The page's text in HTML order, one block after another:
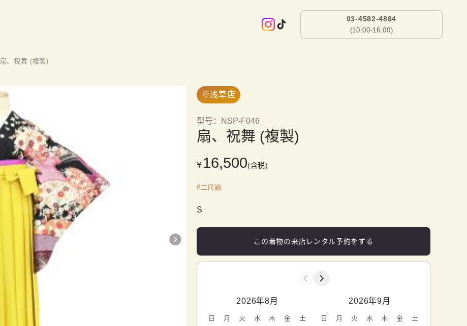
03-4582-4864
(10:00-16:00)
扇、祝舞 (複製)
浅草店
型号 ： NSP-F046
扇、祝舞 (複製)
¥ 16,500(含税)
#二尺袖
S
この着物の来店レンタル予約をする
2026年8月
日 月 火 水 木 金
土
2026年9月
日 月 火 水 木 金
土